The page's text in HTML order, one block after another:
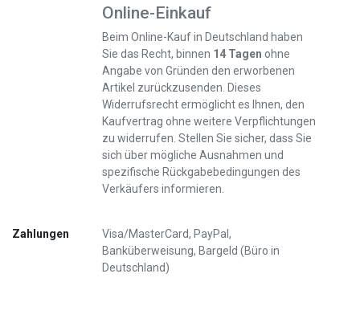
Online-Einkauf
Beim Online-Kauf in Deutschland haben
Sie das Recht, binnen 14 Tagen ohne
Angabe von Gründen den erworbenen
Artikel zurückzusenden. Dieses
Widerrufsrecht ermöglicht es Ihnen, den
Kaufvertrag ohne weitere Verpflichtungen
zu widerrufen. Stellen Sie sicher, dass Sie
sich über mögliche Ausnahmen und
spezifische Rückgabebedingungen des
Verkäufers informieren.
Zahlungen
Visa/MasterCard, PayPal,
Banküberweisung, Bargeld (Büro in
Deutschland)